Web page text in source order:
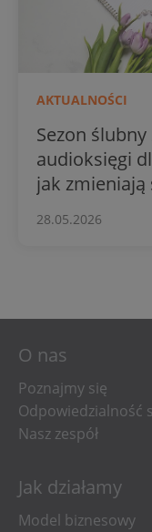
AKTUALNOŚCI
Sezon
audioksięgi
jak zmieniają
28.05.2026
O nas
Poznajmy się
Odpowiedzialność
Nasz zespół
Jak działamy
Model biznesowy